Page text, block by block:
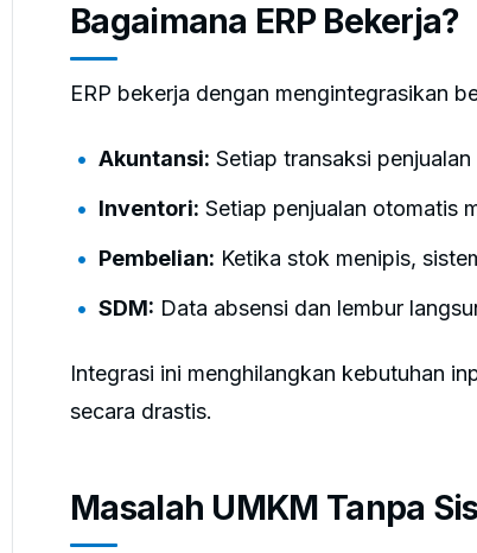
Bagaimana ERP Bekerja?
ERP bekerja dengan mengintegrasikan
Akuntansi: Setiap transaksi
Inventori: Setiap penjualan otomatis
Pembelian: Ketika stok menipis,
SDM: Data absensi dan lembur
Integrasi ini menghilangkan kebutuhan
secara drastis.
Masalah UMKM Tanpa